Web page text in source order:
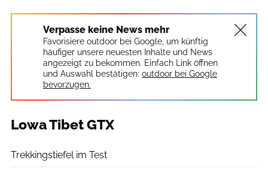
Verpasse keine News mehr
Favorisiere outdoor bei Google, um künftig
häufiger unsere neuesten Inhalte und News
angezeigt zu bekommen. Einfach Link öffnen
und Auswahl bestätigen: outdoor bei Google
bevorzugen.
Lowa Tibet GTX
Trekkingstiefel im Test